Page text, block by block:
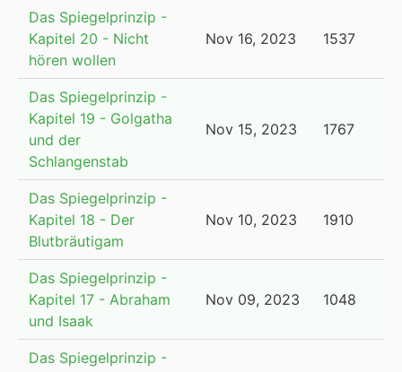
Das Spiegelprinzip -
Kapitel 20 - Nicht
hören wollen
Nov 16, 2023 1537
Das Spiegelprinzip -
Kapitel 19 - Golgatha
und der
Schlangenstab
Nov 15, 2023 1767
Das Spiegelprinzip -
Kapitel 18 - Der
Blutbräutigam
Nov 10, 2023 1910
Das Spiegelprinzip -
Kapitel 17 - Abraham
und Isaak
Nov 09, 2023 1048
Das Spiegelprinzip -